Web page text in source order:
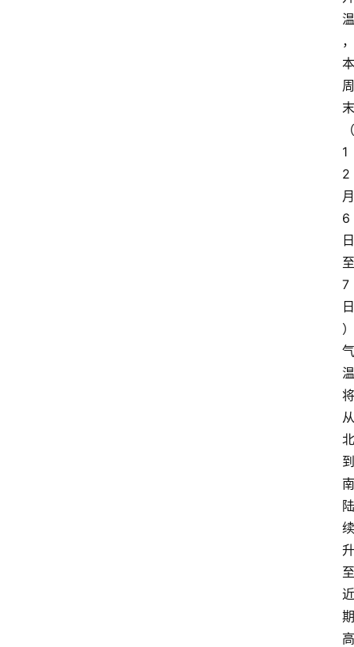
温
，
本
周
末
（
1
2
月
6
日
至
7
日
）
气
温
将
从
北
到
南
陆
续
升
至
近
期
高